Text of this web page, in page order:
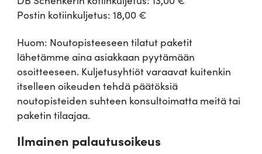
Postin kotiinkuljetus: 18,00 €
Huom: Noutopisteeseen tilatut paketit
lähetämme aina asiakkaan pyytämään
osoitteeseen. Kuljetusyhtiöt varaavat kuitenkin
itselleen oikeuden tehdä päätöksiä
noutopisteiden suhteen konsultoimatta meitä tai
paketin tilaajaa.
Ilmainen palautusoikeus